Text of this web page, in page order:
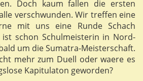
Doch kaum fallen die ersten
verschwunden. Wir treffen eine
mit uns eine Runde Schach
schon Schulmeisterin in Nord-
um die Sumatra-Meisterschaft.
mehr zum Duell oder waere es
Kapitulaton geworden?